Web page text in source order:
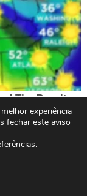
experiência
fechar este aviso